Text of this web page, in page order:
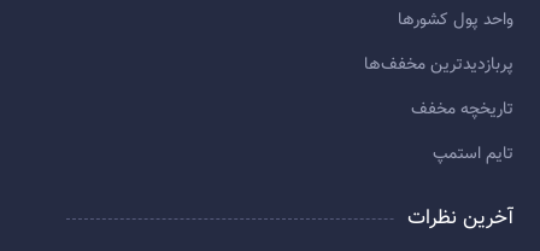
واحد پول کشورها
پربازديدترين مخفف‌ها
تاريخچه مخفف
تایم استمپ
آخرین نظرات